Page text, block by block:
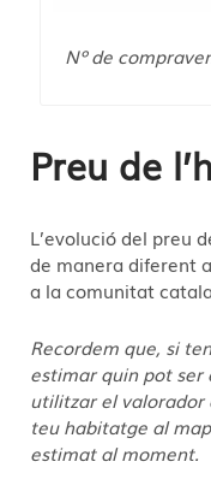
Nº de
Preu de
L’evolució del preu
de manera diferent
a la comunitat
Recordem que, si
estimar quin pot ser
utilitzar el valorador
teu habitatge al
estimat al moment.